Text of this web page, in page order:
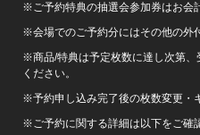
※ご予約特典の抽選会参加券はお会
※会場でのご予約分にはその他の外
※商品/特典は予定枚数に達し次第
ください。
※予約申し込み完了後の枚数変更・
※ご予約に関する詳細は以下をご確